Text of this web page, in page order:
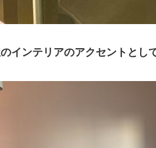
インテリアのアクセントとし